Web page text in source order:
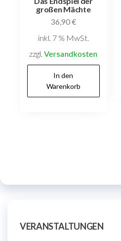
großen Mächte
36,90€
inkl. 7 % MwSt.
zzgl.Versandkosten
In den
Warenkorb
VERANSTALTUNGEN